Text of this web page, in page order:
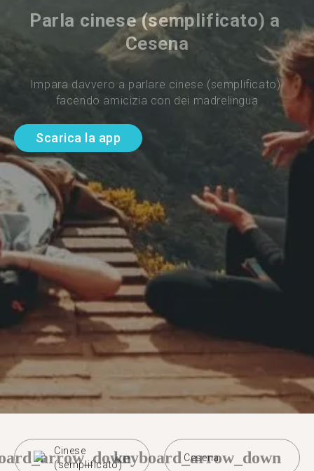
Parla cinese (semplificato) a
Cesena
Impara davvero a parlare cinese (semplificato)
facendo amicizia con dei madrelingua
Scarica la app
Cinese
(semplificato)
Cesena
keyboard_arrow_down